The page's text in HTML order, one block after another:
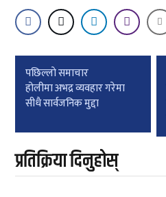
Post
navigation
पछिल्लाे समाचार
होलीमा अभद्र व्यवहार गरेमा
सीधै सार्वजनिक मुद्दा
प्रतिक्रिया दिनुहोस्